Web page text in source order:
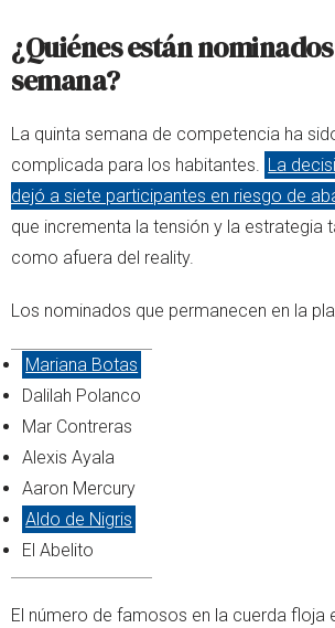
¿Quiénes están
semana?
La quinta semana de competencia ha
complicada para los habitantes. La
dejó a siete participantes en riesgo de
que incrementa la tensión y la estrategia
como afuera del reality.
Los nominados que permanecen en la
Mariana Botas
Dalilah Polanco
Mar Contreras
Alexis Ayala
Aaron Mercury
Aldo de Nigris
El Abelito
El número de famosos en la cuerda floja